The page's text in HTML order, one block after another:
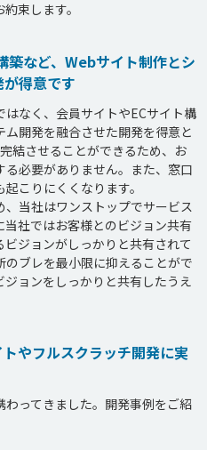
築など、Webサイト制作とシ
得意です
なく、会員サイトやECサイト構
開発を融合させた開発を得意と
結させることができるため、お
必要がありません。また、窓口
こりにくくなります。
当社はワンストップでサービス
社ではお客様とのビジョン共有
ジョンがしっかりと共有されて
ブレを最小限に抑えることがで
ョンをしっかりと共有したうえ
やフルスクラッチ開発に実
ってきました。開発事例をご紹